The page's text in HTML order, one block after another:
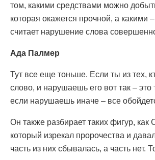
том, какими средствами можно
которая окажется прочной, а какими –
считает нарушение слова
Ада Палмер
Тут все еще тоньше. Если ты из тех,
слово, и нарушаешь его вот так – это
если нарушаешь иначе – все
Он также разбирает таких фигур, как
который изрекал пророчества и
часть из них сбывалась, а часть нет.